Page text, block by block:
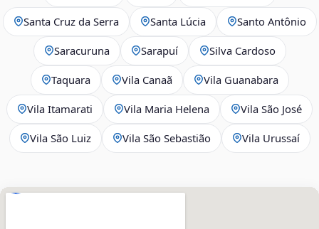
Santa Cruz da Serra Santa Lúcia Santo Antônio
Saracuruna Sarapuí Silva Cardoso
Taquara Vila Canaã Vila Guanabara
Vila Itamarati Vila Maria Helena Vila São José
Vila São Luiz Vila São Sebastião Vila Urussaí